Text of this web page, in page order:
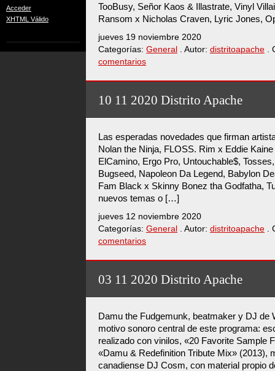
Acceder
XHTML Válido
TooBusy, Señor Kaos & Illastrate, Vinyl
Ransom x Nicholas Craven, Lyric Jones,
jueves 19 noviembre 2020
Categorías: General . Autor: distritoapache .
comentarios
10 11 2020 Distrito Apache
Las esperadas novedades que firman
Nolan the Ninja, FLOSS. Rim x Eddie
ElCamino, Ergo Pro, Untouchable$,
Bugseed, Napoleon Da Legend, Babylon
Fam Black x Skinny Bonez tha Godfatha,
nuevos temas o […]
jueves 12 noviembre 2020
Categorías: General . Autor: distritoapache .
comentarios
03 11 2020 Distrito Apache
Damu the Fudgemunk, beatmaker y DJ de
motivo sonoro central de este programa:
realizado con vinilos, «20 Favorite Sample
«Damu & Redefinition Tribute Mix» (2013),
canadiense DJ Cosm, con material propio